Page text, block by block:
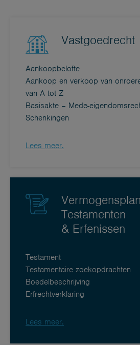
Vastgoedrecht
Aankoopbelofte
Aankoop en verkoop van
van A tot Z
Basisakte – Mede-
Schenkingen
Lees meer.
Testamenten
& Erfenissen
Testament
Testamentaire zoekopdrachten
Boedelbeschrijving
Erfrechtverklaring
Lees meer.